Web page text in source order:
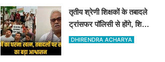
तृतीय श्रेणी शिक्षकों के तबादले
ट्रांसफर पॉलिसी से होंगे, शिक्षा
मंत्री ने इन शिक्षकों के संगठन
DHIRENDRA ACHARYA